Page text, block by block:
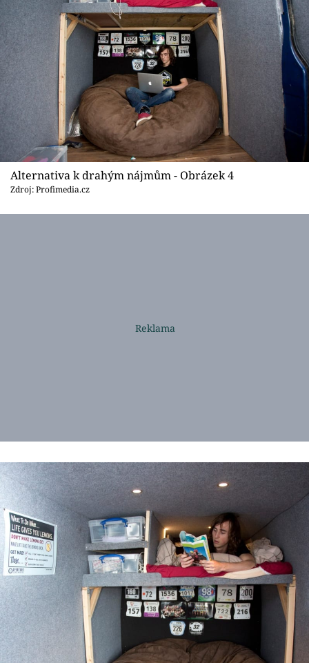
Alternativa k drahým nájmům - Obrázek 4
Zdroj: Profimedia.cz